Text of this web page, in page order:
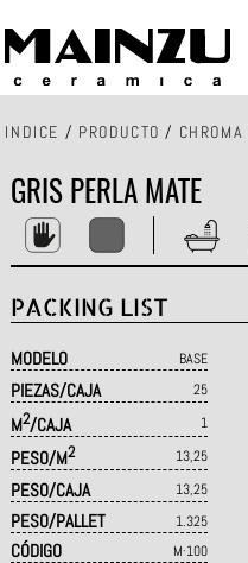
INDICE / PRODUCTO / CHROMA
GRIS PERLA MATE
PACKING LIST
MODELO BASE
PIEZAS/CAJA 25
M2/CAJA 1
PESO/M2 13,25
PESO/CAJA 13,25
PESO/PALLET 1.325
CÓDIGO M·100